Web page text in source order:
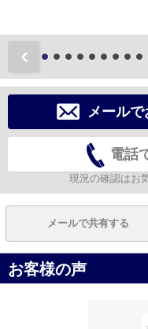
前
メール
電話
現況の確認はお
メールで共有する
お客様の声